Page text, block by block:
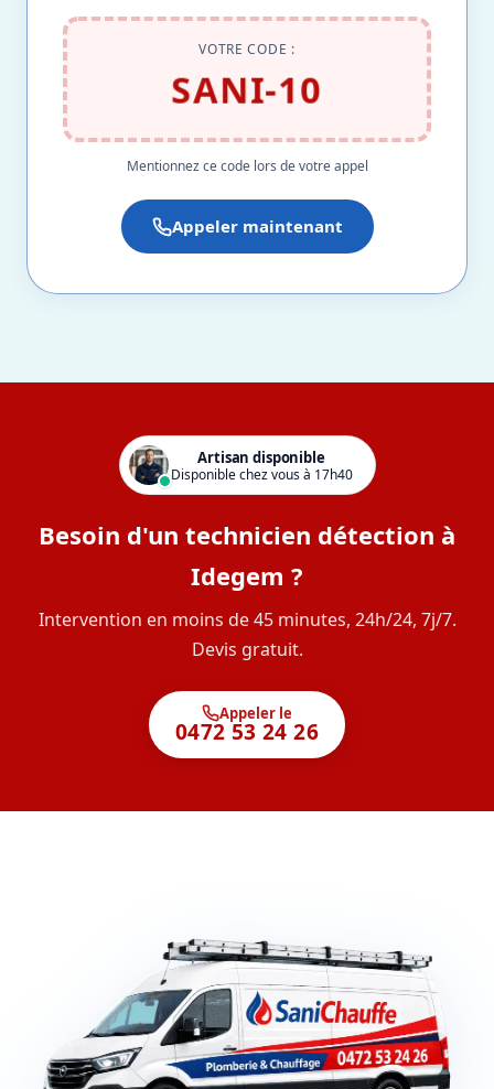
VOTRE CODE :
SANI-10
Mentionnez ce code lors de votre appel
Appeler maintenant
Artisan disponible
Disponible chez vous à 17h40
Besoin d'un technicien détection à
Idegem ?
Intervention en moins de 45 minutes, 24h/24, 7j/7.
Devis gratuit.
Appeler le
0472 53 24 26